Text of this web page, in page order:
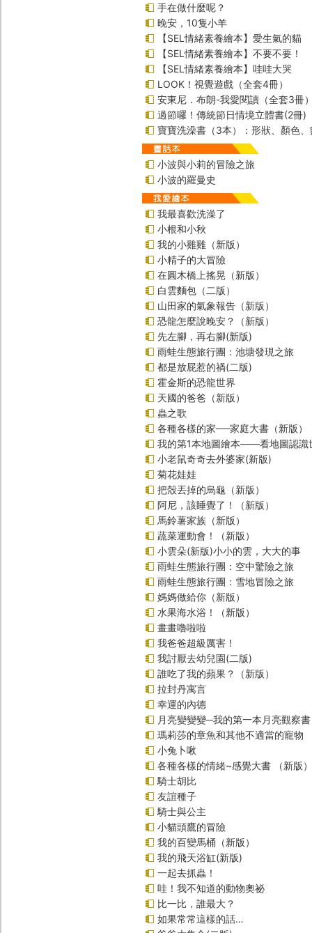
手在做什麼呢？
晚安，10隻小羊
【SEL情緒素養繪本】愛生氣的貓
【SEL情緒素養繪本】不要不要！
【SEL情緒素養繪本】哇哇大哭
LOOK！視覺遊戲（全套4冊）
安東尼．布朗-我愛閱讀（全套3冊
過節囉！傳統節日情境立體書(2冊)
寶寶洗澡書（3本）：形狀、顏色、
小波與小莉的冒險之旅
小波的羅曼史
我最喜歡洗澡了
小根和小秋
我的小雞雞（新版）
小精子的大冒險
在圓木橋上搖晃（新版）
白雲麵包（二版）
山田家的氣象報告（新版）
恐龍怎麼說晚安？（新版）
先左腳，再右腳(新版)
雨蛙生態旅行團：池塘發現之旅
都是放屁惹的禍(二版)
霍金斯的恐龍世界
天國的爸爸（新版）
蟲之歌
各種各樣的家──家庭大書（新版）
我的第1本地圖繪本――看地圖認識
小老鼠奇奇去外婆家(新版)
菊花娃娃
把殼丟掉的烏龜（新版）
阿尼，該睡覺了！（新版）
馬鈴薯家族（新版）
蔬菜運動會！（新版）
小雲朵(新版)小小的雲，大大的事
雨蛙生態旅行團：空中驚險之旅
雨蛙生態旅行團：雪地冒險之旅
媽媽做給你（新版）
水果海水浴！（新版）
畫畫嚕啦啦
我爸爸超級厲害！
我討厭去幼兒園(二版)
誰吃了我的蘋果？（新版）
拉封丹寓言
幸運的內德
月亮變變變─我的第一本月亮觀察書
瑪莉莎的章魚和其他不適當的寵物
小兔卜啾
各種各樣的情緒~感覺大書 （新版）
騎士胡比
友誼種子
騎士與公主
小貓頭鷹的冒險
我的百變馬桶（新版）
我的飛天浴缸(新版)
一起去抓蟲！
哇！我不知道的動物奧祕
比一比，誰最大？
如果常常這樣的話…